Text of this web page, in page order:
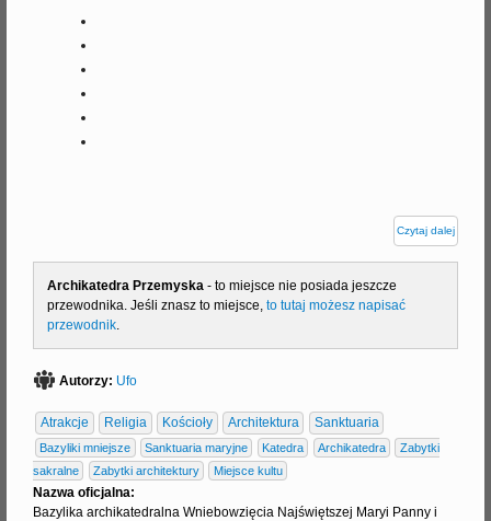
Czytaj dalej
Archikatedra Przemyska - to miejsce nie posiada jeszcze
przewodnika. Jeśli znasz to miejsce, to tutaj możesz napisać
przewodnik
Autorzy: Ufo
Atrakcje Religia Kościoły Architektura Sanktuaria
Bazyliki mniejsze Sanktuaria maryjne Katedra Archikatedra
Zabytki
sakralne
Zabytki architektury Miejsce kultu
Nazwa oficjalna:
Bazylika archikatedralna Wniebowzięcia Najświętszej Maryi Panny i